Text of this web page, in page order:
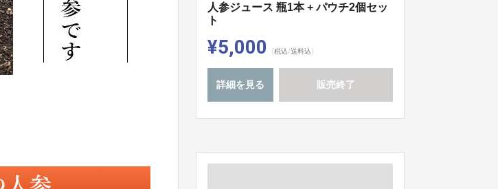
人参ジュース 瓶1本 + パウチ2個セッ
ト
¥5,000 (税込/送料込)
詳細を見る 販売終了